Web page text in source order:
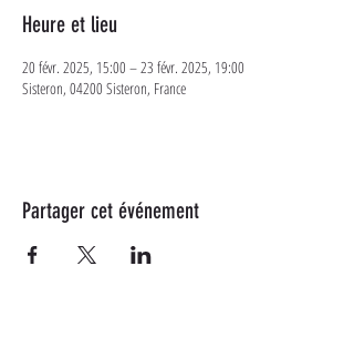
Heure et lieu
20 févr. 2025, 15:00 – 23 févr. 2025, 19:00
Sisteron, 04200 Sisteron, France
Partager cet événement